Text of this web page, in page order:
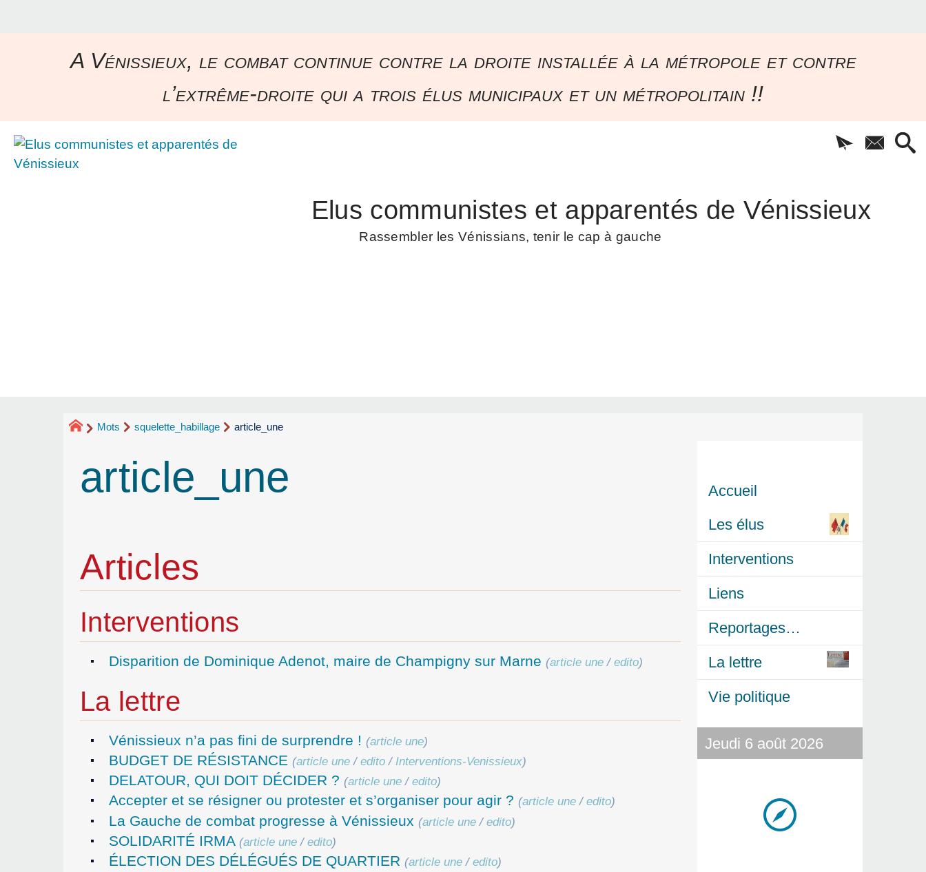
A Vénissieux, le combat continue contre la droite installée à la métropole et contre
l’extrême-droite qui a trois élus municipaux et un métropolitain !!
Elus communistes et apparentés de Vénissieux
Rassembler les Vénissians, tenir le cap à gauche
Mots squelette_habillage article_une
article_une
Articles
Interventions
Disparition de Dominique Adenot, maire de Champigny sur Marne (article une / edito)
La lettre
Vénissieux n’a pas fini de surprendre ! (article une)
BUDGET DE RÉSISTANCE (article une / edito / Interventions-Venissieux)
DELATOUR, QUI DOIT DÉCIDER ? (article une / edito)
Accepter et se résigner ou protester et s’organiser pour agir ? (article une / edito)
La Gauche de combat progresse à Vénissieux (article une / edito)
SOLIDARITÉ IRMA (article une / edito)
ÉLECTION DES DÉLÉGUÉS DE QUARTIER (article une / edito)
Accueil
Les élus
Interventions
Liens
Reportages…
La lettre
Vie politique
Jeudi 6 août 2026